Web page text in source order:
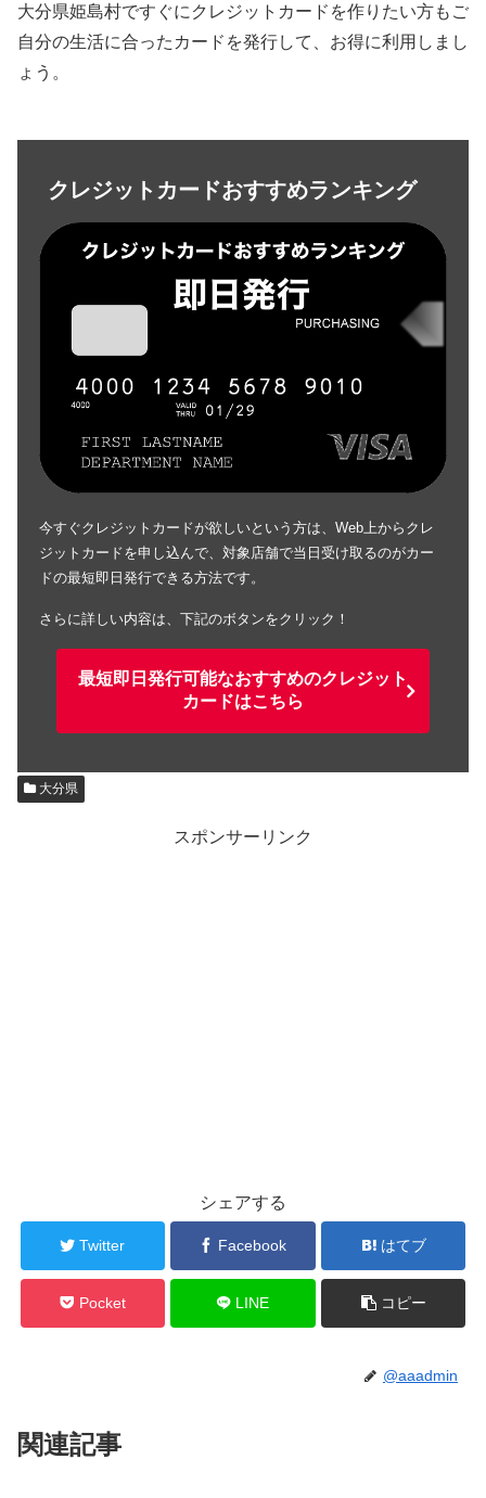
大分県姫島村ですぐにクレジットカードを作りたい方もご
自分の生活に合ったカードを発行して、お得に利用しまし
ょう。
クレジットカードおすすめランキング
今すぐクレジットカードが欲しいという方は、Web上からクレ
ジットカードを申し込んで、対象店舗で当日受け取るのがカー
ドの最短即日発行できる方法です。
さらに詳しい内容は、下記のボタンをクリック！
最短即日発行可能なおすすめのクレジット
カードはこちら
大分県
スポンサーリンク
シェアする
Twitter Facebook はてブ
Pocket LINE コピー
@aaadmin
関連記事